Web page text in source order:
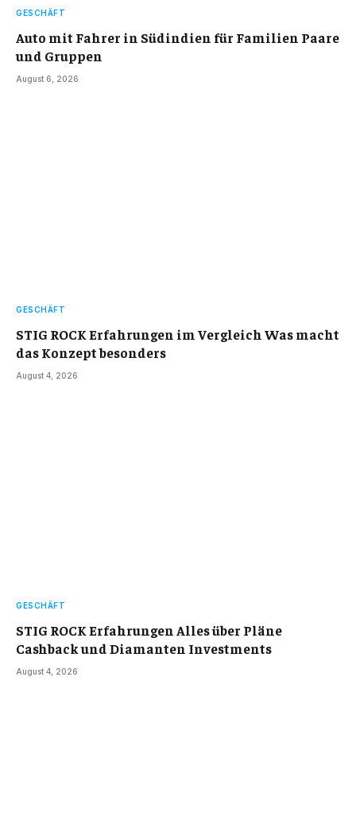
GESCHÄFT
Auto mit Fahrer in Südindien für Familien Paare
und Gruppen
August 6, 2026
GESCHÄFT
STIG ROCK Erfahrungen im Vergleich Was macht
das Konzept besonders
August 4, 2026
GESCHÄFT
STIG ROCK Erfahrungen Alles über Pläne
Cashback und Diamanten Investments
August 4, 2026